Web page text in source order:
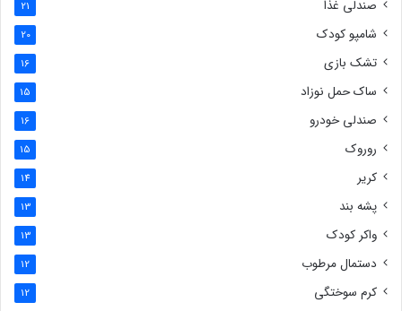
صندلی غذا 21
شامپو کودک 20
تشک بازی 16
ساک حمل نوزاد 15
صندلی خودرو 16
روروک 15
کریر 14
پشه بند 13
واکر کودک 13
دستمال مرطوب 12
کرم سوختگی 12